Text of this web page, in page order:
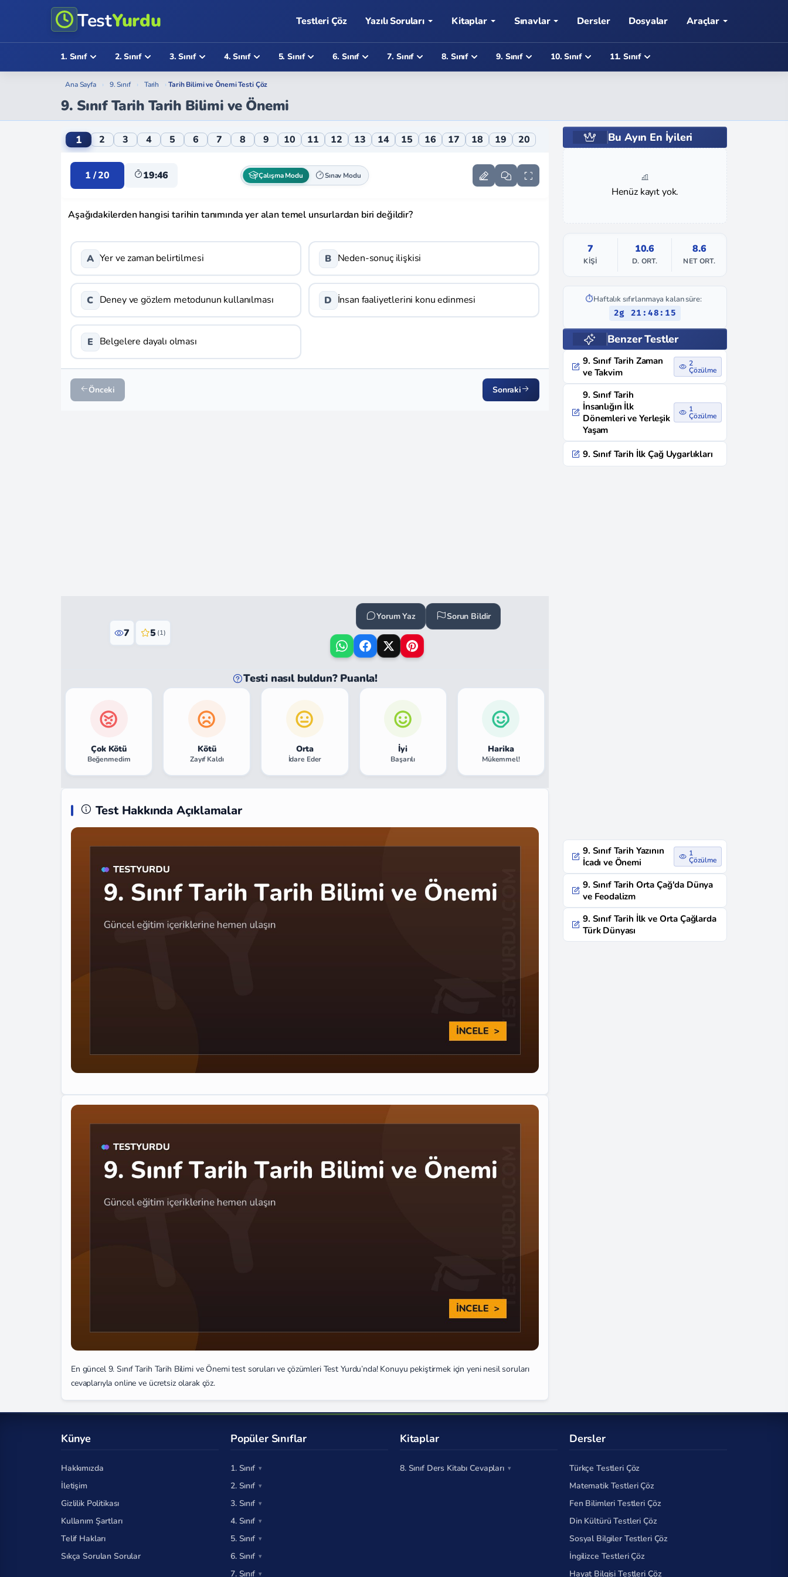
TestYurdu Testleri Çöz Yazılı Soruları Kitaplar Sınavlar Dersler Dosyalar Araçlar
1. Sınıf 2. Sınıf 3. Sınıf 4. Sınıf 5. Sınıf 6. Sınıf 7. Sınıf 8. Sınıf 9. Sınıf 10. Sınıf 11. Sınıf
Ana Sayfa › 9. Sınıf › Tarih › Tarih Bilimi ve Önemi Testi Çöz
9. Sınıf Tarih Tarih Bilimi ve Önemi
9. Sınıf Tarih Tarih Bilimi ve Önemi Online Testi
1 2 3 4 5 6 7 8 9 10 11 12 13 14 15 16 17 18 19 20
1 / 20 19:46 Çalışma Modu Sınav Modu
Aşağıdakilerden hangisi tarihin tanımında yer alan temel unsurlardan biri değildir?
A Yer ve zaman belirtilmesi B Neden-sonuç ilişkisi
C Deney ve gözlem metodunun kullanılması D İnsan faaliyetlerini konu edinmesi
E Belgelere dayalı olması
Önceki Sonraki
7 5 (1)
Yorum Yaz Sorun Bildir
Testi nasıl buldun? Puanla!
Çok Kötü
Beğenmedim
Kötü
Zayıf Kaldı
Orta
İdare Eder
İyi
Başarılı
Harika
Mükemmel!
Test Hakkında Açıklamalar
En güncel 9. Sınıf Tarih Tarih Bilimi ve Önemi test soruları ve çözümleri Test Yurdu’nda! Konuyu pekiştirmek için yeni nesil soruları
cevaplarıyla online ve ücretsiz olarak çöz.
Bu Ayın En İyileri
Henüz kayıt yok.
7
KIŞI
10.6
D. ORT.
8.6
NET ORT.
⏱️Haftalık sıfırlanmaya kalan süre:
2g 21:48:14
Benzer Testler
9. Sınıf Tarih Zaman
ve Takvim
2
Çözülme
9. Sınıf Tarih
İnsanlığın İlk
Dönemleri ve Yerleşik
Yaşam
1
Çözülme
9. Sınıf Tarih İlk Çağ Uygarlıkları
9. Sınıf Tarih Yazının
İcadı ve Önemi
1
Çözülme
9. Sınıf Tarih Orta Çağ'da Dünya
ve Feodalizm
9. Sınıf Tarih İlk ve Orta Çağlarda
Türk Dünyası
Künye
Hakkımızda
İletişim
Gizlilik Politikası
Kullanım Şartları
Telif Hakları
Sıkça Sorulan Sorular
Popüler Sınıflar
1. Sınıf
2. Sınıf
3. Sınıf
4. Sınıf
5. Sınıf
6. Sınıf
7. Sınıf
Kitaplar
8. Sınıf Ders Kitabı Cevapları
Dersler
Türkçe Testleri Çöz
Matematik Testleri Çöz
Fen Bilimleri Testleri Çöz
Din Kültürü Testleri Çöz
Sosyal Bilgiler Testleri Çöz
İngilizce Testleri Çöz
Hayat Bilgisi Testleri Çöz